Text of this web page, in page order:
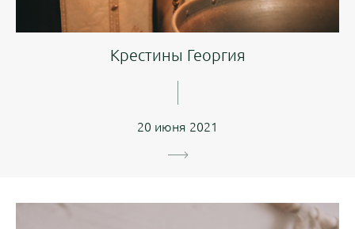
Крестины Георгия
20 июня 2021